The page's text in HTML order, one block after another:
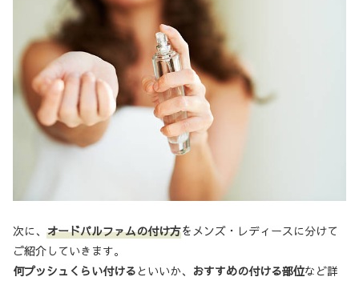
次に、 オードパルファムの付け方をメンズ・レディースに分けて
ご紹介していきます。
何プッシュくらい付けるといいか、 おすすめの付ける部位など詳